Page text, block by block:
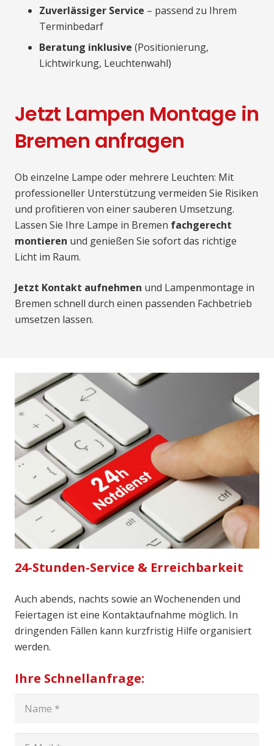
Zuverlässiger Service – passend zu Ihrem
Terminbedarf
Beratung inklusive (Positionierung,
Lichtwirkung, Leuchtenwahl)
Jetzt Lampen Montage in
Bremen anfragen
Ob einzelne Lampe oder mehrere Leuchten: Mit
professioneller Unterstützung vermeiden Sie Risiken
und profitieren von einer sauberen Umsetzung.
Lassen Sie Ihre Lampe in Bremen fachgerecht
montieren und genießen Sie sofort das richtige
Licht im Raum.
Jetzt Kontakt aufnehmen und Lampenmontage in
Bremen schnell durch einen passenden Fachbetrieb
umsetzen lassen.
24-Stunden-Service & Erreichbarkeit
Auch abends, nachts sowie an Wochenenden und
Feiertagen ist eine Kontaktaufnahme möglich. In
dringenden Fällen kann kurzfristig Hilfe organisiert
werden.
Ihre Schnellanfrage: